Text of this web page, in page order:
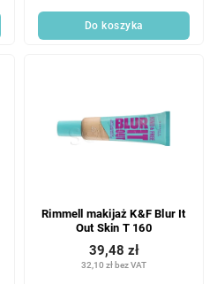
Do koszyka
Rimmell makijaż K&F Blur It
Out Skin T 160
32,10 zł bez VAT
39,48 zł